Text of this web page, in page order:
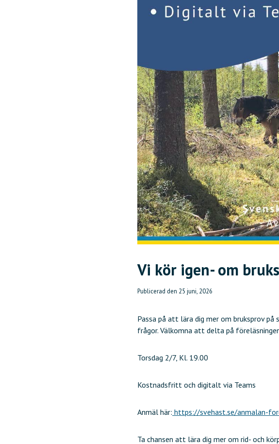
Vi kör igen- om
Publicerad den 25 juni, 2026
Passa på att lära dig mer om bruksprov
frågor. Välkomna att delta på
Torsdag 2/7, Kl. 19.00
Kostnadsfritt och digitalt via Teams
Anmäl här: https://svehast.se/anmalan-
Ta chansen att lära dig mer om rid- och